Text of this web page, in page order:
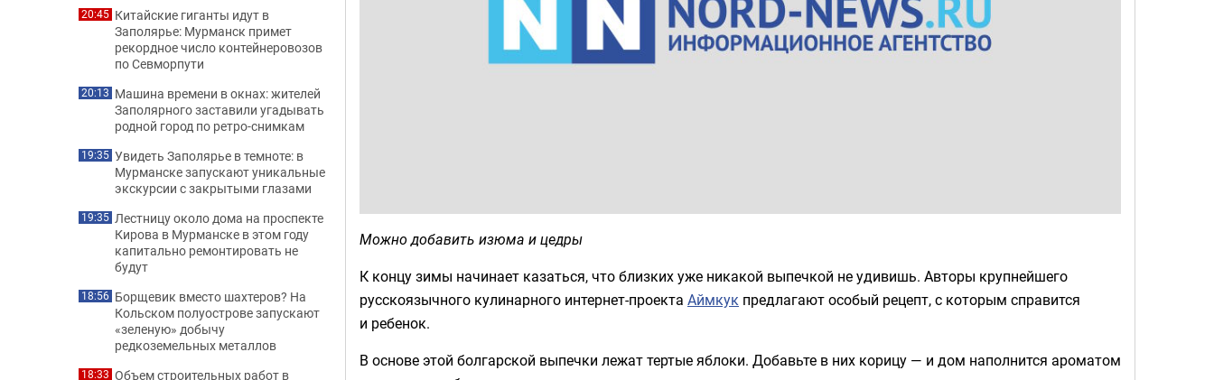
Можно добавить изюма и цедры
К концу зимы начинает казаться, что близких уже никакой выпечкой не удивишь. Авторы крупнейшего
русскоязычного кулинарного интернет-проекта Аймкук предлагают особый рецепт, с которым справится
и ребенок.
В основе этой болгарской выпечки лежат тертые яблоки. Добавьте в них корицу — и дом наполнится ароматом
20:45 Китайские гиганты идут в
Заполярье: Мурманск примет
рекордное число контейнеровозов
по Севморпути
20:13 Машина времени в окнах: жителей
Заполярного заставили угадывать
родной город по ретро-снимкам
19:35 Увидеть Заполярье в темноте: в
Мурманске запускают уникальные
экскурсии с закрытыми глазами
19:35 Лестницу около дома на проспекте
Кирова в Мурманске в этом году
капитально ремонтировать не
будут
18:56 Борщевик вместо шахтеров? На
Кольском полуострове запускают
«зеленую» добычу
редкоземельных металлов
18:33 Объем строительных работ в